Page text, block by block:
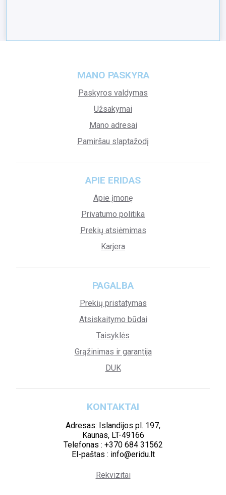
MANO PASKYRA
Paskyros valdymas
Užsakymai
Mano adresai
Pamiršau slaptažodį
APIE ERIDAS
Apie įmonę
Privatumo politika
Prekių atsiėmimas
Karjera
PAGALBA
Prekių pristatymas
Atsiskaitymo būdai
Taisyklės
Grąžinimas ir garantija
DUK
KONTAKTAI
Adresas: Islandijos pl. 197,
Kaunas, LT-49166
Telefonas : +370 684 31562
El-paštas : info@eridu.lt
Rekvizitai